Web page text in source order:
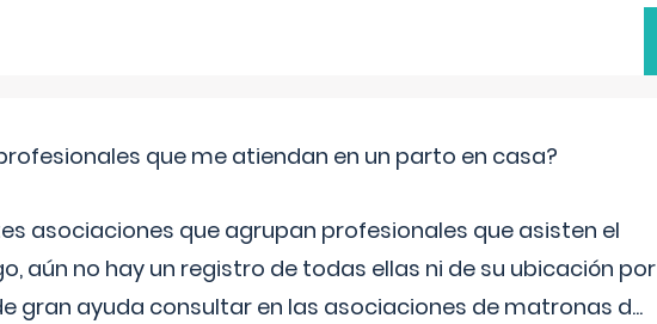
que me atiendan en un parto en casa?
asociaciones que agrupan profesionales que asisten el
aún no hay un registro de todas ellas ni de su ubicación por
gran ayuda consultar en las asociaciones de matronas d...